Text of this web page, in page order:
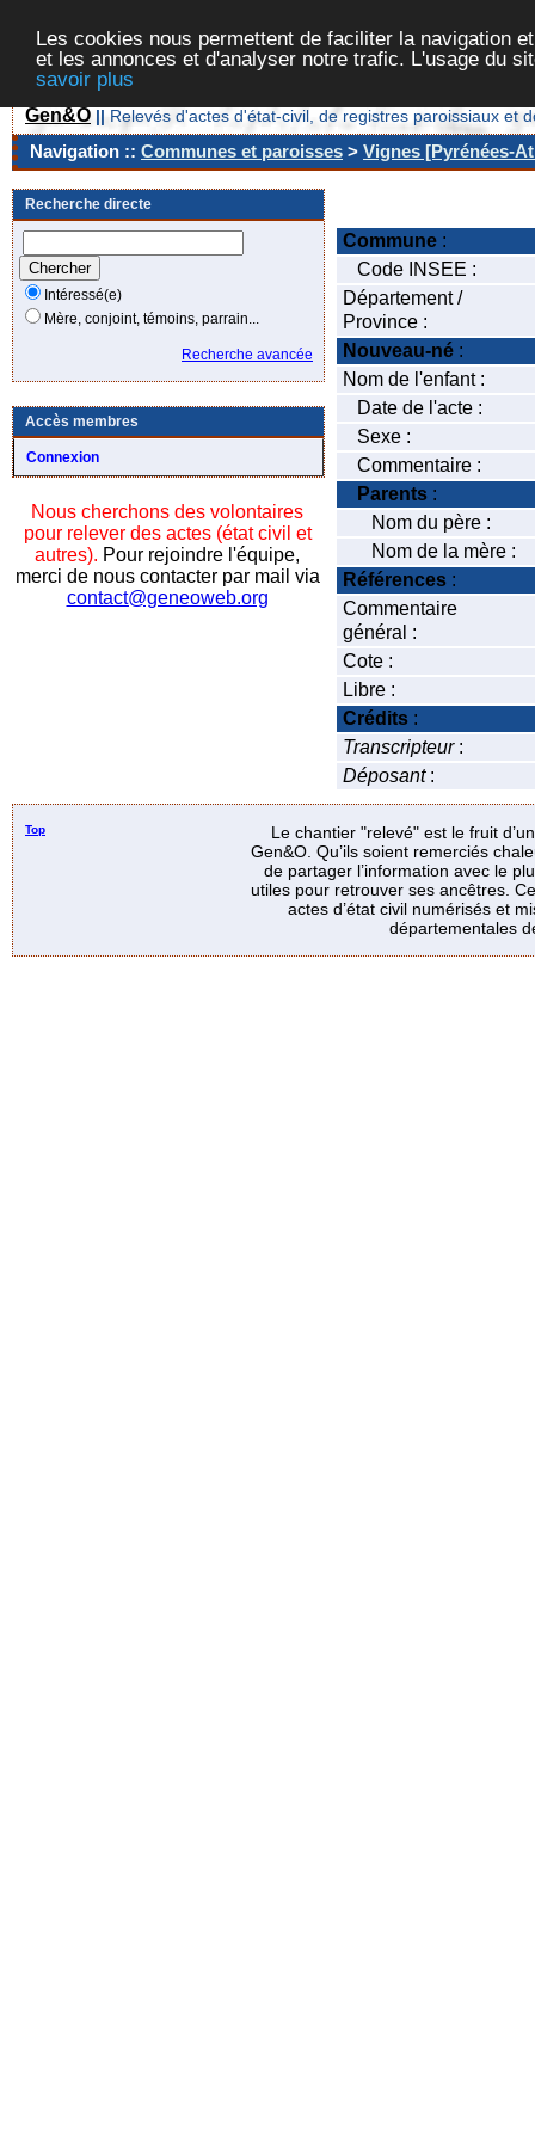
Les cookies nous permettent de faciliter la navigation
et les annonces et d'analyser notre trafic. L'usage du
savoir plus
Gen&O || Relevés d'actes d'état-civil, de registres paroissiaux et
Navigation :: Communes et paroisses > Vignes [Pyrénées-
Recherche directe
Intéressé(e)
Mère, conjoint, témoins, parrain...
Recherche avancée
Accès membres
Connexion
Nous cherchons des volontaires
pour relever des actes (état civil et
autres). Pour rejoindre l'équipe,
merci de nous contacter par mail via
contact@geneoweb.org
Commune :
Code INSEE :
Département /
Province :
Nouveau-né :
Nom de l'enfant :
Date de l'acte :
Sexe :
Commentaire :
Parents :
Nom du père :
Nom de la mère :
Références :
Commentaire
général :
Cote :
Libre :
Crédits :
Transcripteur:
Déposant:
Top
Le chantier "relevé" est le fruit
Gen&O. Qu’ils soient remerciés
de partager l’information avec le
utiles pour retrouver ses ancêtres.
actes d’état civil numérisés et
départementales